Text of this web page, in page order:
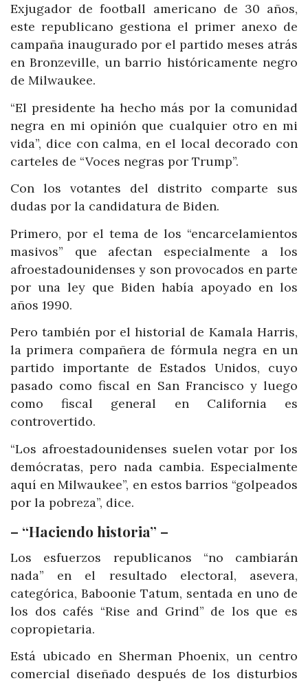
Exjugador de football americano de 30 años,
este republicano gestiona el primer anexo de
campaña inaugurado por el partido meses atrás
en Bronzeville, un barrio históricamente negro
de Milwaukee.
“El presidente ha hecho más por la comunidad
negra en mi opinión que cualquier otro en mi
vida”, dice con calma, en el local decorado con
carteles de “Voces negras por Trump”.
Con los votantes del distrito comparte sus
dudas por la candidatura de Biden.
Primero, por el tema de los “encarcelamientos
masivos” que afectan especialmente a los
afroestadounidenses y son provocados en parte
por una ley que Biden había apoyado en los
años 1990.
Pero también por el historial de Kamala Harris,
la primera compañera de fórmula negra en un
partido importante de Estados Unidos, cuyo
pasado como fiscal en San Francisco y luego
como fiscal general en California es
controvertido.
“Los afroestadounidenses suelen votar por los
demócratas, pero nada cambia. Especialmente
aquí en Milwaukee”, en estos barrios “golpeados
por la pobreza”, dice.
– “Haciendo historia” –
Los esfuerzos republicanos “no cambiarán
nada” en el resultado electoral, asevera,
categórica, Baboonie Tatum, sentada en uno de
los dos cafés “Rise and Grind” de los que es
copropietaria.
Está ubicado en Sherman Phoenix, un centro
comercial diseñado después de los disturbios